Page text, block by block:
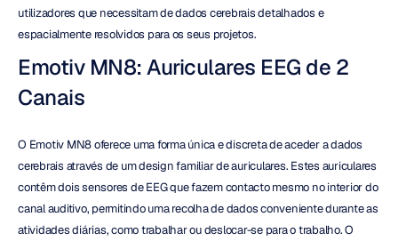
utilizadores que necessitam de dados cerebrais detalhados e
espacialmente resolvidos para os seus projetos.
Emotiv MN8: Auriculares EEG de 2
Canais
O Emotiv MN8 oferece uma forma única e discreta de aceder a dados
cerebrais através de um design familiar de auriculares. Estes auriculares
contêm dois sensores de EEG que fazem contacto mesmo no interior do
canal auditivo, permitindo uma recolha de dados conveniente durante as
atividades diárias, como trabalhar ou deslocar-se para o trabalho. O